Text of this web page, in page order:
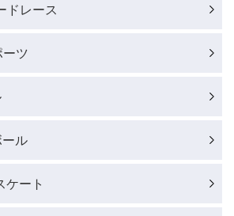
ドレース
ツ
ル
ケート